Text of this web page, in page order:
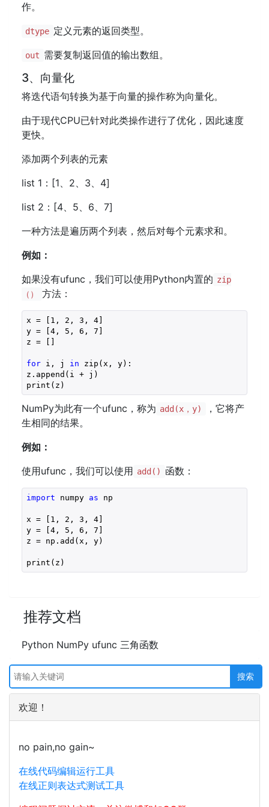
作。
dtype 定义元素的返回类型。
out 需要复制返回值的输出数组。
3、向量化
将迭代语句转换为基于向量的操作称为向量化。
由于现代CPU已针对此类操作进行了优化，因此速度
更快。
添加两个列表的元素
list 1：[1、2、3、4]
list 2：[4、5、6、7]
一种方法是遍历两个列表，然后对每个元素求和。
例如：
如果没有ufunc，我们可以使用Python内置的 zip
（）
方法：
x = [ 1 , 2 , 3 , 4]
y = [4, 5 , 6 , 7 ]
z = []
for i, j in zip(x, y):
z.append(i + j)
print(z)
NumPy为此有一个ufunc，称为 add(x，y)
，它将产
生相同的结果。
例如：
使用ufunc，我们可以使用 add() 函数：
import numpy as np
x = [ 1 , 2 , 3 , 4]
y = [4, 5 , 6 , 7 ]
z = np.add(x, y)
print(z)
推荐文档
Python NumPy ufunc 三角函数
欢迎！
no pain,no gain~
在线代码编辑运行工具
在线正则表达式测试工具